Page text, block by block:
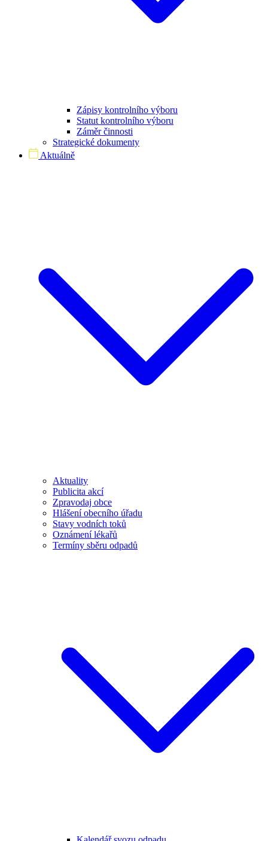
Zápisy kontrolního výboru
Statut kontrolního výboru
Záměr činnosti
Strategické dokumenty
Aktuálně
Aktuality
Publicita akcí
Zpravodaj obce
Hlášení obecního úřadu
Stavy vodních toků
Oznámení lékařů
Termíny sběru odpadů